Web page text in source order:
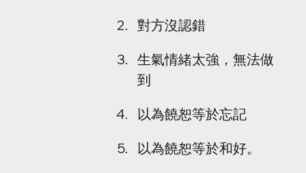
對方沒認錯
生氣情緒太強，無法做
到
以為饒恕等於忘記
以為饒恕等於和好。